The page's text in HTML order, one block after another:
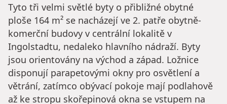
Tyto tři velmi světlé byty o přibližné obytné
ploše 164 m² se nacházejí ve 2. patře obytně-
komerční budovy v centrální lokalitě v
Ingolstadtu, nedaleko hlavního nádraží. Byty
jsou orientovány na východ a západ. Ložnice
disponují parapetovými okny pro osvětlení a
větrání, zatímco obývací pokoje mají podlahově
až ke stropu skořepinová okna se vstupem na